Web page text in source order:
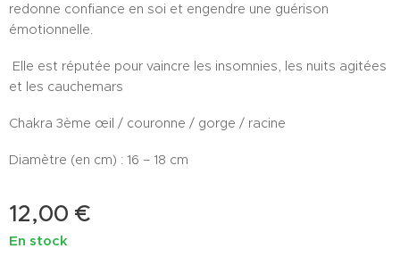
redonne confiance en soi et engendre une guérison
émotionnelle.
Elle est réputée pour vaincre les insomnies, les nuits agitées
et les cauchemars
Chakra 3ème œil / couronne / gorge / racine
Diamètre (en cm) : 16 – 18 cm
12,00 €
En stock